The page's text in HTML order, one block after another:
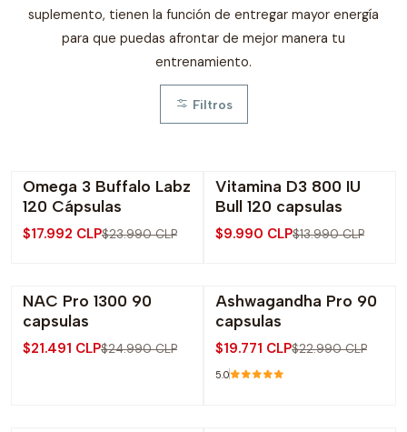
suplemento, tienen la función de entregar mayor energía
para que puedas afrontar de mejor manera tu
entrenamiento.
Filtros
-25% OFF
Omega 3 Buffalo Labz
120 Cápsulas
$17.992 CLP$23.990 CLP
-29% OFF
Vitamina D3 800 IU
Bull 120 capsulas
$9.990 CLP$13.990 CLP
-14% OFF
Agotado
NAC Pro 1300 90
capsulas
$21.491 CLP$24.990 CLP
-14% OFF
Ashwagandha Pro 90
capsulas
$19.771 CLP$22.990 CLP
5.0